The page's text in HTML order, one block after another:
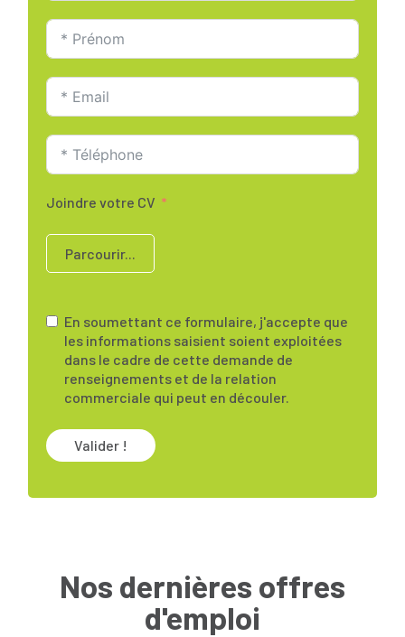
Joindre votre CV
Parcourir...
En soumettant ce formulaire, j'accepte que
les informations saisient soient exploitées
dans le cadre de cette demande de
renseignements et de la relation
commerciale qui peut en découler.
Valider !
Nos dernières offres
d'emploi